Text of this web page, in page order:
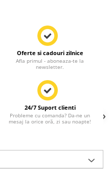
Oferte si cadouri zilnice
Afla primul - aboneaza-te la
newsletter.
24/7 Suport clienti
Probleme cu comanda? Da-ne un
mesaj la orice oră, zi sau noapte!